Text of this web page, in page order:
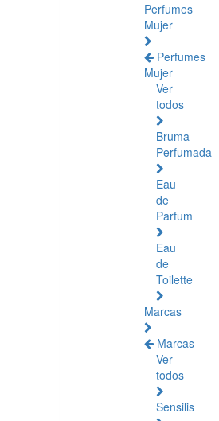
Perfumes
Mujer
Perfumes
Mujer
Ver
todos
Bruma
Perfumada
Eau
de
Parfum
Eau
de
Toilette
Marcas
Marcas
Ver
todos
Sensilis